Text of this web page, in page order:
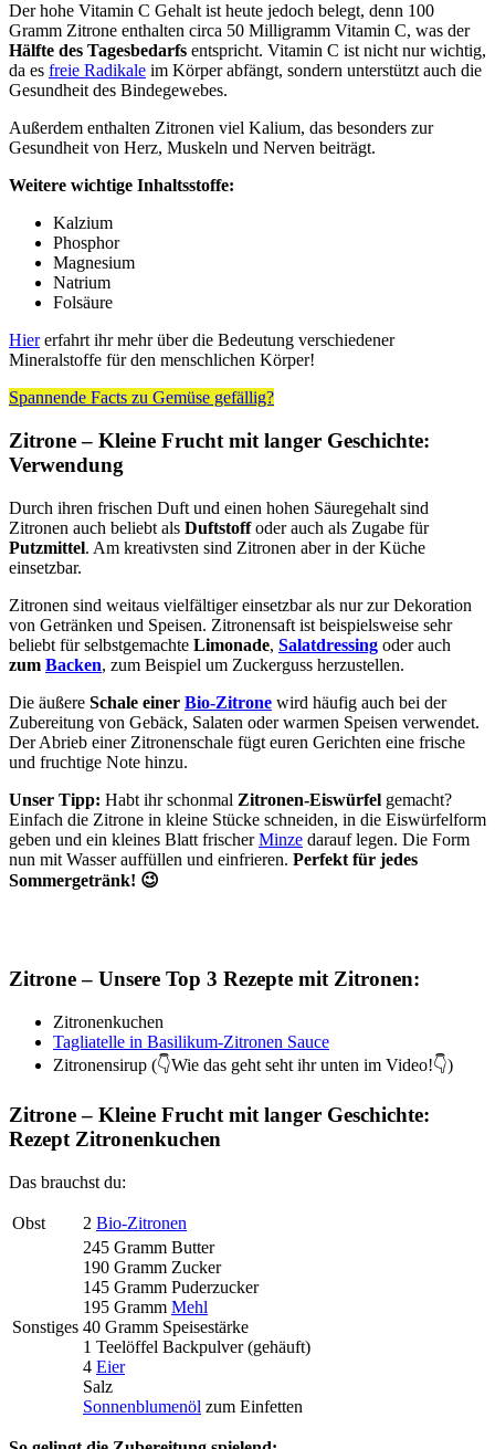
Der hohe Vitamin C Gehalt ist heute jedoch belegt, denn 100
Gramm Zitrone enthalten circa 50 Milligramm Vitamin C, was der
Hälfte des Tagesbedarfs entspricht. Vitamin C ist nicht nur wichtig,
da es freie Radikale im Körper abfängt, sondern unterstützt auch die
Gesundheit des Bindegewebes.
Außerdem enthalten Zitronen viel Kalium, das besonders zur
Gesundheit von Herz, Muskeln und Nerven beiträgt.
Weitere wichtige Inhaltsstoffe:
Kalzium
Phosphor
Magnesium
Natrium
Folsäure
Hiererfahrt ihr mehr über die Bedeutung verschiedener
Mineralstoffe für den menschlichen Körper!
Spannende Facts zu Gemüse gefällig?
Zitrone – Kleine Frucht mit langer Geschichte:
Verwendung
Durch ihren frischen Duft und einen hohen Säuregehalt sind
Zitronen auch beliebt als Duftstoffoder auch als Zugabe für
Putzmittel. Am kreativsten sind Zitronen aber in der Küche
einsetzbar.
Zitronen sind weitaus vielfältiger einsetzbar als nur zur Dekoration
von Getränken und Speisen. Zitronensaft ist beispielsweise sehr
beliebt für selbstgemachte Limonade, Salatdressing oder auch
zum Backen, zum Beispiel um Zuckerguss herzustellen.
Die äußere Schale einer Bio-Zitrone wird häufig auch bei der
Zubereitung von Gebäck, Salaten oder warmen Speisen verwendet.
Der Abrieb einer Zitronenschale fügt euren Gerichten eine frische
und fruchtige Note hinzu.
Unser Tipp: Habt ihr schonmal Zitronen-Eiswürfel gemacht?
Einfach die Zitrone in kleine Stücke schneiden, in die Eiswürfelform
geben und ein kleines Blatt frischerMinze darauf legen. Die Form
nun mit Wasser auffüllen und einfrieren. Perfekt für jedes
Sommergetränk! 😉
Zitrone – Unsere Top 3 Rezepte mit Zitronen:
Zitronenkuchen
Tagliatelle in Basilikum-Zitronen Sauce
Zitronensirup (👇Wie das geht seht ihr unten im Video!👇)
Zitrone – Kleine Frucht mit langer Geschichte:
Rezept Zitronenkuchen
Das brauchst du:
Obst 2 Bio-Zitronen
Sonstiges
245 Gramm Butter
190 Gramm Zucker
145 Gramm Puderzucker
195 Gramm Mehl
40 Gramm Speisestärke
1 Teelöffel Backpulver (gehäuft)
4 Eier
Salz
Sonnenblumenöl zum Einfetten